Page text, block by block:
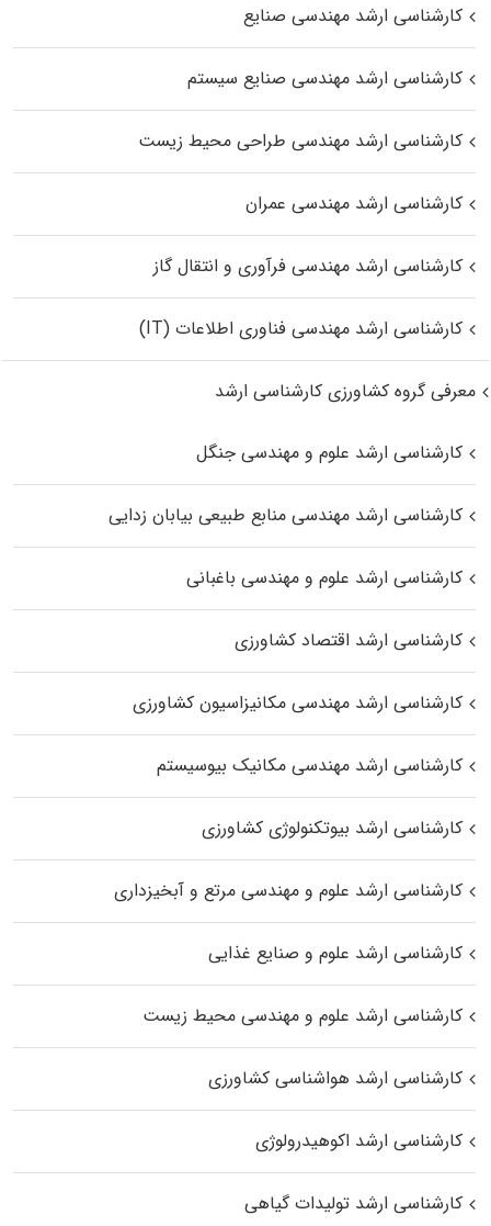
کارشناسی ارشد مهندسی صنایع
کارشناسی ارشد مهندسی صنایع سیستم
کارشناسی ارشد مهندسی طراحی محیط زیست
کارشناسی ارشد مهندسی عمران
کارشناسی ارشد مهندسی فرآوری و انتقال گاز
کارشناسی ارشد مهندسی فناوری اطلاعات (IT)
معرفی گروه کشاورزی کارشناسی ارشد
کارشناسی ارشد علوم و مهندسی جنگل
کارشناسی ارشد مهندسی منابع طبیعی بیابان زدایی
کارشناسی ارشد علوم و مهندسی باغبانی
کارشناسی ارشد اقتصاد کشاورزی
کارشناسی ارشد مهندسی مکانیزاسیون کشاورزی
کارشناسی ارشد مهندسی مکانیک بیوسیستم
کارشناسی ارشد بیوتکنولوژی کشاورزی
کارشناسی ارشد علوم و مهندسی مرتع و آبخیزداری
کارشناسی ارشد علوم و صنایع غذایی
کارشناسی ارشد علوم و مهندسی محیط زیست
کارشناسی ارشد هواشناسی کشاورزی
کارشناسی ارشد اکوهیدرولوژی
کارشناسی ارشد تولیدات گیاهی